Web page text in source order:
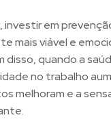
investir em
mais viável e
disso, quando a
no trabalho
melhoram e a